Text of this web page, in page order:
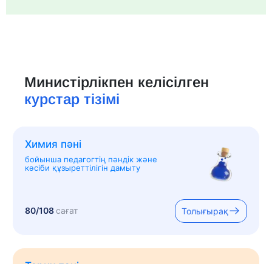
Министірлікпен келісілген
курстар тізімі
Химия пәні
бойынша педагогтің пәндік және
кәсіби құзыреттілігін дамыту
80/108сағат Толығырақ